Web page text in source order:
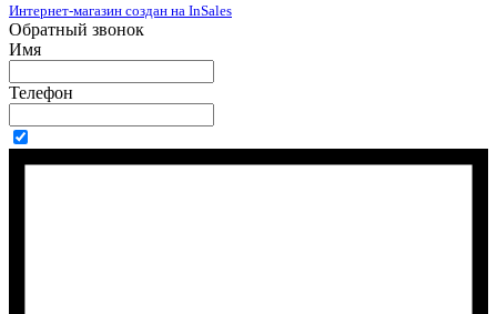
Интернет-магазин создан на InSales
Обратный звонок
Имя
Телефон